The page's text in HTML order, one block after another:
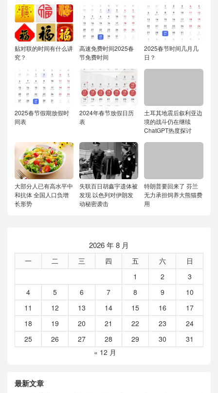
贴对联的时间有什么讲
究？
高速免费时间2025春
节免费时间
2025春节时间几月几
日？
2025春节假期放假时
间表
2024年春节放假日历
表
土耳其地震后叙利亚边
境的战斗仍在继续
ChatGPT热度探讨
大部分人已有高水平中
和抗体 全国人口负增
长形势
失联百日胡鑫宇遗体被
发现 以色列对伊朗发
动秘密袭击
特朗普要回来了 芬兰
无力承担饲养大熊猫费
用
2026 年 8 月
一 二 三 四 五 六
日
1
2
3
4
5 6 7 8 9
10
11
12 13 14 15 16
17
18
19 20 21 22 23
24
25
26 27 28 29 30
31
« 12 月
最新文章